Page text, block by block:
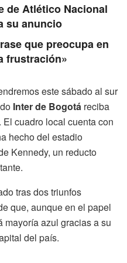
de Atlético Nacional
su anuncio
que preocupa en
frustración»
este sábado al sur
Inter de Bogotá reciba
. El cuadro local cuenta con
hecho del estadio
Kennedy, un reducto
tras dos triunfos
que, aunque en el papel
mayoría azul gracias a su
del país.